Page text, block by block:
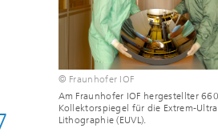
© Fraunhofer IOF
Am Fraunhofer IOF hergestellter
Kollektorspiegel für die Extrem-
Lithographie (EUVL).